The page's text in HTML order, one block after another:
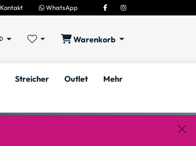
Kontakt WhatsApp
Warenkorb
Streicher Outlet Mehr